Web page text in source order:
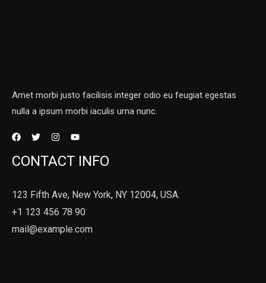
Amet morbi justo facilisis integer odio eu feugiat egestas
nulla a ipsum morbi iaculis urna nunc.
CONTACT INFO
123 Fifth Ave, New York, NY 12004, USA.
+1 123 456 78 90
mail@example.com